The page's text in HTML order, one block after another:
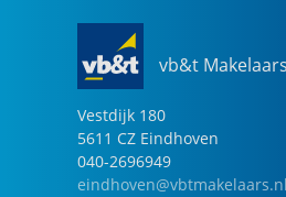
vb&t
Vestdijk 180
5611 CZ Eindhoven
040-2696949
eindhoven@vbtmakelaars.nl